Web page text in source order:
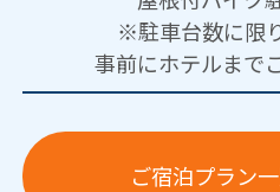
※駐車台数に限
事前にホテルまで
ご宿泊プラン